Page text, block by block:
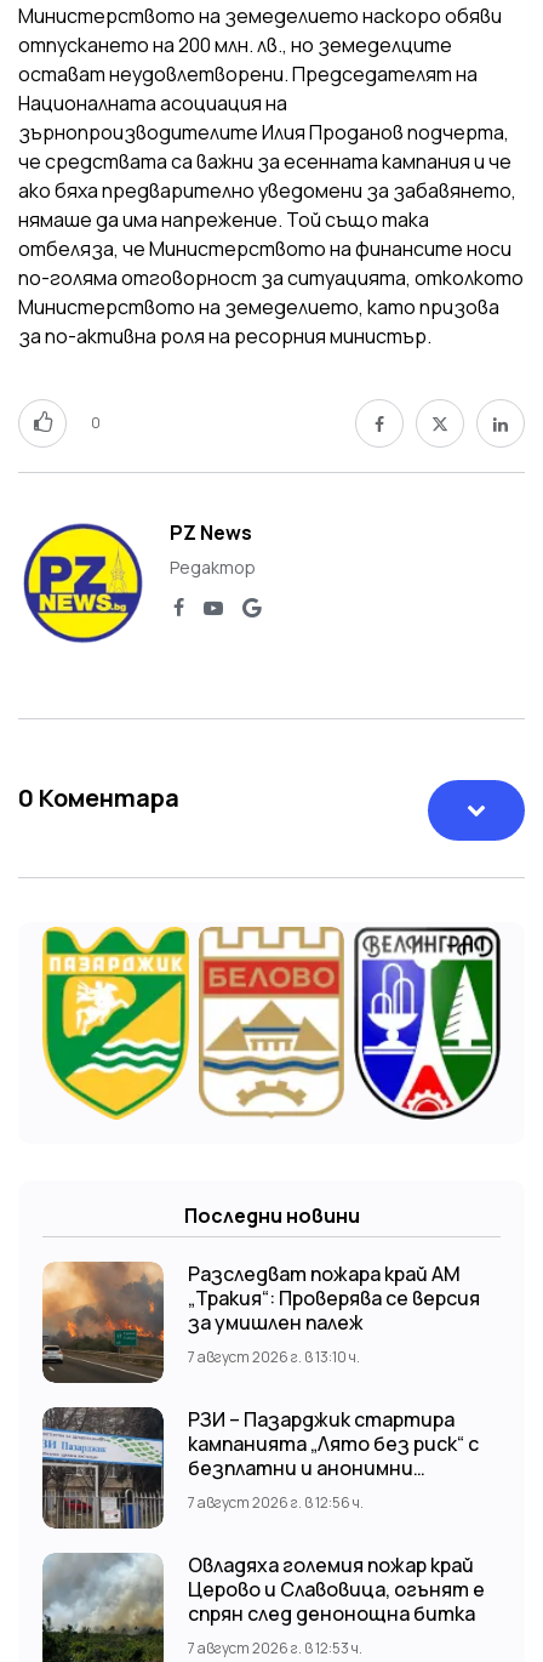
Министерството на земеделието наскоро обяви
отпускането на 200 млн. лв., но земеделците
остават неудовлетворени. Председателят на
Националната асоциация на
зърнопроизводителите Илия Проданов подчерта,
че средствата са важни за есенната кампания и че
ако бяха предварително уведомени за забавянето,
нямаше да има напрежение. Той също така
отбеляза, че Министерството на финансите носи
по-голяма отговорност за ситуацията, отколкото
Министерството на земеделието, като призова
за по-активна роля на ресорния министър.
0
PZ News
Редактор
0 Коментара
Последни новини
Разследват пожара край АМ
„Тракия“: Проверява се версия
за умишлен палеж
7 август 2026 г. в 13:10 ч.
РЗИ – Пазарджик стартира
кампанията „Лято без риск“ с
безплатни и анонимни
изследвания за ХИВ
7 август 2026 г. в 12:56 ч.
Овладяха големия пожар край
Церово и Славовица, огънят е
спрян след денонощна битка
7 август 2026 г. в 12:53 ч.